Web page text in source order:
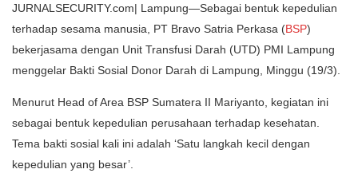
JURNALSECURITY.com| Lampung—Sebagai bentuk kepedulian
terhadap sesama manusia, PT Bravo Satria Perkasa (BSP)
bekerjasama dengan Unit Transfusi Darah (UTD) PMI Lampung
menggelar Bakti Sosial Donor Darah di Lampung, Minggu (19/3).
Menurut Head of Area BSP Sumatera II Mariyanto, kegiatan ini
sebagai bentuk kepedulian perusahaan terhadap kesehatan.
Tema bakti sosial kali ini adalah ‘Satu langkah kecil dengan
kepedulian yang besar’.